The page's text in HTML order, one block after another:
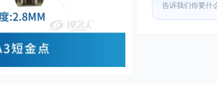
告诉我们你要什